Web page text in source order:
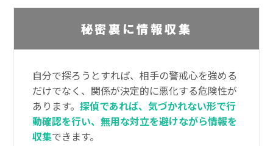
秘密裏に情報収集
自分で探ろうとすれば、相手の警戒心を強める
だけでなく、関係が決定的に悪化する危険性が
あります。探偵であれば、気づかれない形で行
動確認を行い、無用な対立を避けながら情報を
収集できます。